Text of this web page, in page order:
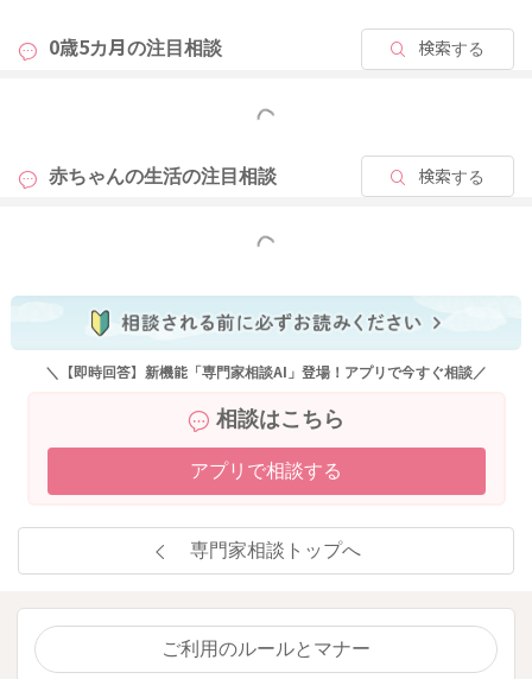
0歳5カ月の注目相談 検索する
もっと見る
赤ちゃんの生活の注目相談 検索する
もっと見る
＼【即時回答】新機能「専門家相談AI」登場！アプリで今すぐ相談／
相談はこちら
アプリで相談する
専門家相談トップへ
ご利用のルールとマナー